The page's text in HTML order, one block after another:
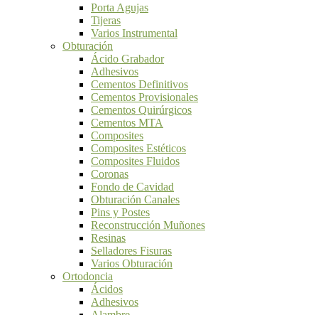
Porta Agujas
Tijeras
Varios Instrumental
Obturación
Ácido Grabador
Adhesivos
Cementos Definitivos
Cementos Provisionales
Cementos Quirúrgicos
Cementos MTA
Composites
Composites Estéticos
Composites Fluidos
Coronas
Fondo de Cavidad
Obturación Canales
Pins y Postes
Reconstrucción Muñones
Resinas
Selladores Fisuras
Varios Obturación
Ortodoncia
Ácidos
Adhesivos